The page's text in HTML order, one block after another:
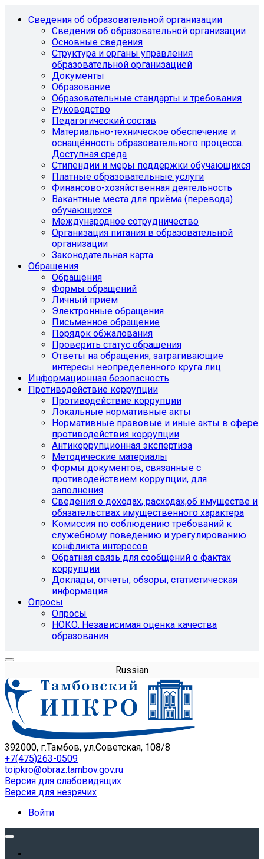
Сведения об образовательной организации
Сведения об образовательной организации
Основные сведения
Структура и органы управления
образовательной организацией
Документы
Образование
Образовательные стандарты и требования
Руководство
Педагогический состав
Материально-техническое обеспечение и
оснащённость образовательного процесса.
Доступная среда
Стипендии и меры поддержки обучающихся
Платные образовательные услуги
Финансово-хозяйственная деятельность
Вакантные места для приёма (перевода)
обучающихся
Международное сотрудничество
Организация питания в образовательной
организации
Законодательная карта
Обращения
Обращения
Формы обращений
Личный прием
Электронные обращения
Письменное обращение
Порядок обжалования
Проверить статус обращения
Ответы на обращения, затрагивающие
интересы неопределенного круга лиц
Информационная безопасность
Противодействие коррупции
Противодействие коррупции
Локальные нормативные акты
Нормативные правовые и иные акты в сфере
противодействия коррупции
Антикоррупционная экспертиза
Методические материалы
Формы документов, связанные с
противодействием коррупции, для
заполнения
Сведения о доходах, расходах,об имуществе и
обязательствах имущественного характера
Комиссия по соблюдению требований к
служебному поведению и урегулированию
конфликта интересов
Обратная связь для сообщений о фактах
коррупции
Доклады, отчеты, обзоры, статистическая
информация
Опросы
Опросы
НОКО. Независимая оценка качества
образования
Russian
392000, г.Тамбов, ул.Советская, 108/8
+7(475)263-0509
toipkro@obraz.tambov.gov.ru
Версия для слабовидящих
Версия для незрячих
Войти